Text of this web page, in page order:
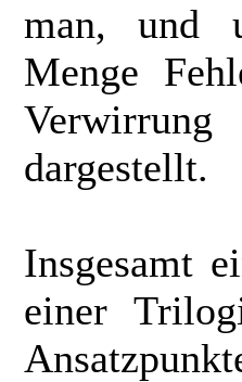
man, und
Menge
Verwirrung
dargestellt.
Insgesamt
einer